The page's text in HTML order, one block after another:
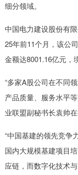
细分领域。
中国电力建设股份有
25年前11个月，该公
金额达8001.16亿元，
“多家A股公司在不同
产品质量、服务水平
业联盟副秘书长袁帅
“中国基建的领先竞争
国内大规模基建项目
应链，而数字化技术